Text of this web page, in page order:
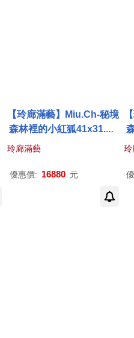
【玲廊滿藝】Miu.Ch-秘境
森林裡的小紅狐41x31.5c
玲廊滿藝
優惠價: 16880 元
玲